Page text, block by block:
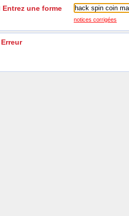
Entrez une forme
notices corrigées
Erreur